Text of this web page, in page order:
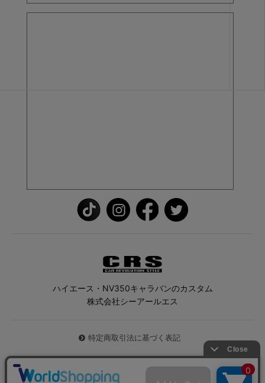
ハイエース・NV350キャラバンのカスタム
株式会社シーアールエス
特定商取引法に基づく表記
© 2026 ハイエース専門店CRS All Rights Reserved.